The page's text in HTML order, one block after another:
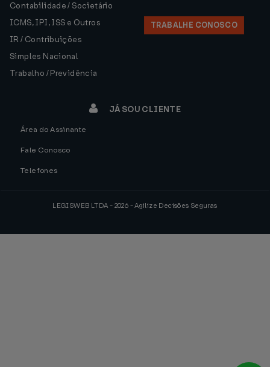
Contabilidade / Societário
ICMS, IPI, ISS e Outros
IR / Contribuições
Simples Nacional
Trabalho / Previdência
TRABALHE CONOSCO
JÁ SOU CLIENTE
Área do Assinante
Fale Conosco
Telefones
LEGISWEB LTDA - 2026 - Agilize Decisões Seguras